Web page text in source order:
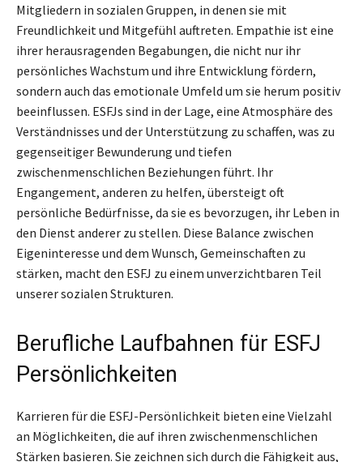
Mitgliedern in sozialen Gruppen, in denen sie mit
Freundlichkeit und Mitgefühl auftreten. Empathie ist eine
ihrer herausragenden Begabungen, die nicht nur ihr
persönliches Wachstum und ihre Entwicklung fördern,
sondern auch das emotionale Umfeld um sie herum positiv
beeinflussen. ESFJs sind in der Lage, eine Atmosphäre des
Verständnisses und der Unterstützung zu schaffen, was zu
gegenseitiger Bewunderung und tiefen
zwischenmenschlichen Beziehungen führt. Ihr
Engangement, anderen zu helfen, übersteigt oft
persönliche Bedürfnisse, da sie es bevorzugen, ihr Leben in
den Dienst anderer zu stellen. Diese Balance zwischen
Eigeninteresse und dem Wunsch, Gemeinschaften zu
stärken, macht den ESFJ zu einem unverzichtbaren Teil
unserer sozialen Strukturen.
Berufliche Laufbahnen für ESFJ
Persönlichkeiten
Karrieren für die ESFJ-Persönlichkeit bieten eine Vielzahl
an Möglichkeiten, die auf ihren zwischenmenschlichen
Stärken basieren. Sie zeichnen sich durch die Fähigkeit aus,